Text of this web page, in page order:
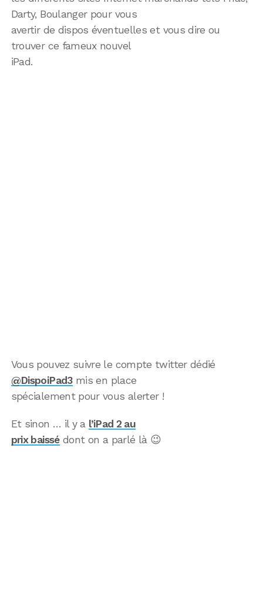
Darty, Boulanger pour vous
avertir de dispos éventuelles et vous dire ou
trouver ce fameux nouvel
iPad.
Vous pouvez suivre le compte twitter dédié
@DispoiPad3mis en place
spécialement pour vous alerter !
Et sinon … il y a l’iPad 2 au
prix baissédont on a parlé là 😉